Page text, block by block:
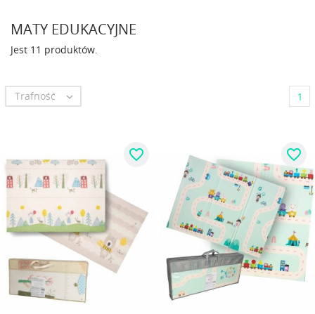
MATY EDUKACYJNE
Jest 11 produktów.
Trafność  1
favorite_border favorite_border